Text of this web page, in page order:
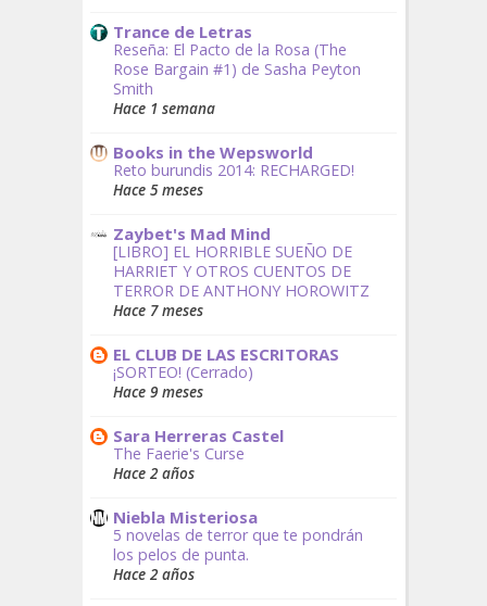
Trance de Letras
Reseña: El Pacto de la Rosa (The
Rose Bargain #1) de Sasha Peyton
Smith
Hace 1 semana
Books in the Wepsworld
Reto burundis 2014: RECHARGED!
Hace 5 meses
Zaybet's Mad Mind
[LIBRO] EL HORRIBLE SUEÑO DE
HARRIET Y OTROS CUENTOS DE
TERROR DE ANTHONY HOROWITZ
Hace 7 meses
EL CLUB DE LAS ESCRITORAS
¡SORTEO! (Cerrado)
Hace 9 meses
Sara Herreras Castel
The Faerie's Curse
Hace 2 años
Niebla Misteriosa
5 novelas de terror que te pondrán
los pelos de punta.
Hace 2 años